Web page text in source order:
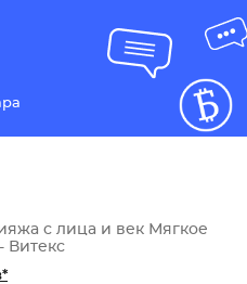
с лица и век Мягкое
Витекс